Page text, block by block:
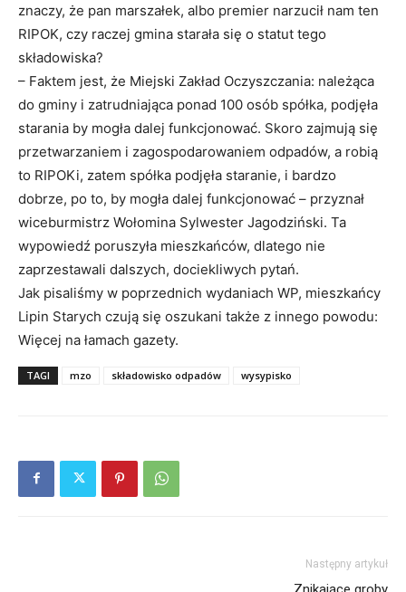
znaczy, że pan marszałek, albo premier narzucił nam ten
RIPOK, czy raczej gmina starała się o statut tego
składowiska?
– Faktem jest, że Miejski Zakład Oczyszczania: należąca
do gminy i zatrudniająca ponad 100 osób spółka, podjęła
starania by mogła dalej funkcjonować. Skoro zajmują się
przetwarzaniem i zagospodarowaniem odpadów, a robią
to RIPOKi, zatem spółka podjęła staranie, i bardzo
dobrze, po to, by mogła dalej funkcjonować – przyznał
wiceburmistrz Wołomina Sylwester Jagodziński. Ta
wypowiedź poruszyła mieszkańców, dlatego nie
zaprzestawali dalszych, dociekliwych pytań.
Jak pisaliśmy w poprzednich wydaniach WP, mieszkańcy
Lipin Starych czują się oszukani także z innego powodu:
Więcej na łamach gazety.
TAGI mzo składowisko odpadów wysypisko
Następny artykuł